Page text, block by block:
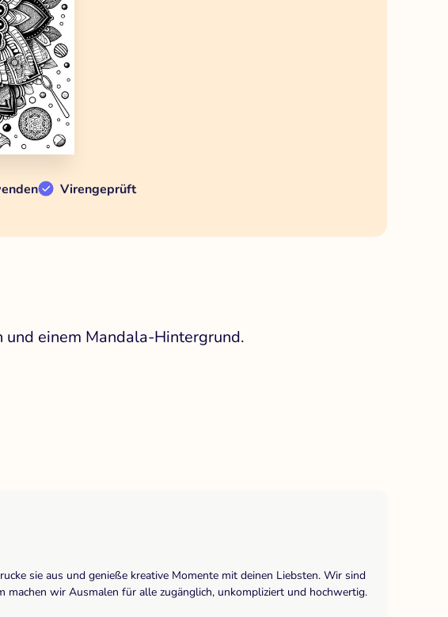
Virengeprüft
einem Mandala-Hintergrund.
sie aus und genieße kreative Momente mit deinen Liebsten. Wir sind
machen wir Ausmalen für alle zugänglich, unkompliziert und hochwertig.